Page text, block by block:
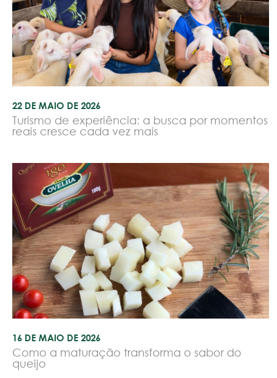
22 DE MAIO DE 2026
Turismo de experiência: a busca por momentos
reais cresce cada vez mais
16 DE MAIO DE 2026
Como a maturação transforma o sabor do
queijo